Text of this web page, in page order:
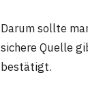
Darum sollte
sichere Quelle
bestätigt.